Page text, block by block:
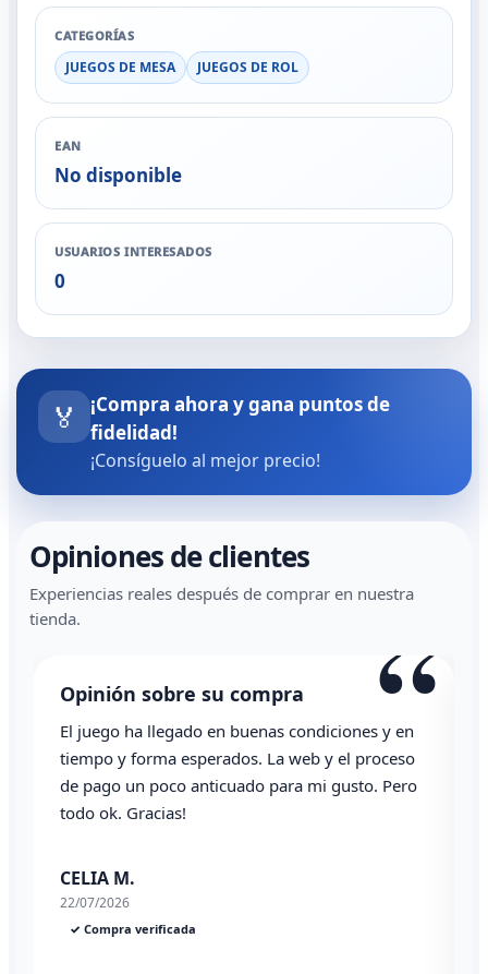
CATEGORÍAS
JUEGOS DE MESA JUEGOS DE ROL
EAN
No disponible
USUARIOS INTERESADOS
0
🏅
¡Compra ahora y gana puntos de
fidelidad!
¡Consíguelo al mejor precio!
Opiniones de clientes
Experiencias reales después de comprar en nuestra
tienda.
“
Opinión sobre su compra
El juego ha llegado en buenas condiciones y en
tiempo y forma esperados. La web y el proceso
de pago un poco anticuado para mi gusto. Pero
todo ok. Gracias!
CELIA M.
22/07/2026
✓ Compra verificada